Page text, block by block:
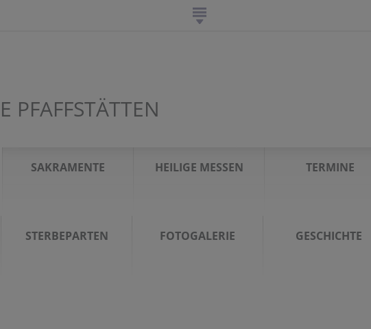
PFAFFSTÄTTEN
SAKRAMENTE HEILIGE MESSEN TERMINE
STERBEPARTEN FOTOGALERIE GESCHICHTE